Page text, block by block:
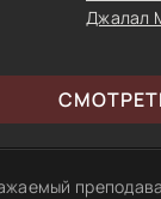
Джалал